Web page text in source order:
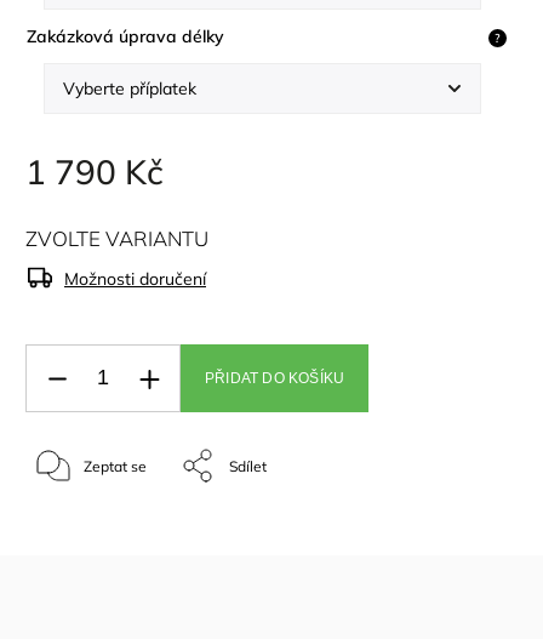
Zakázková úprava délky ?
1 790 Kč
ZVOLTE VARIANTU
Možnosti doručení
PŘIDAT DO KOŠÍKU
Zeptat se Sdílet